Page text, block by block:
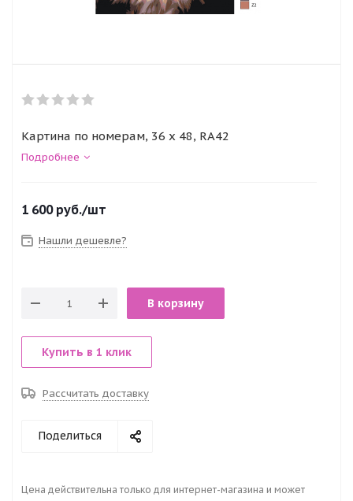
Картина по номерам, 36 x 48, RA42
Подробнее
1 600руб./шт
Нашли дешевле?
В корзину
Купить в 1 клик
Рассчитать доставку
Поделиться
Цена действительна только для интернет-магазина и может